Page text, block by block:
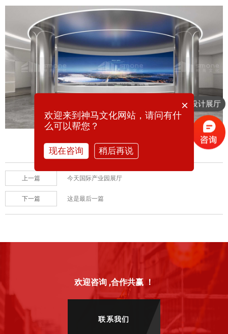
上一篇 今天国际产业园展厅
下一篇 这是最后一篇
欢迎咨询 ,合作共赢 ！
联系我们
想要设计展厅
×
欢迎来到神马文化网站，请问有什
么可以帮您？
现在咨询 稍后再说